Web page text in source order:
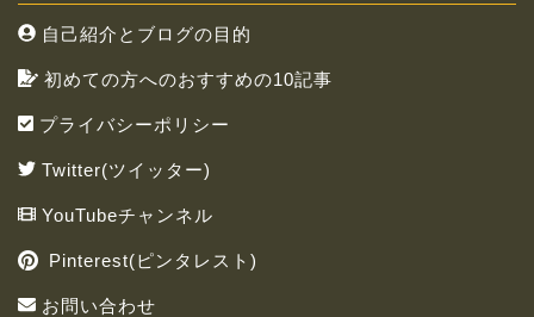
自己紹介とブログの目的
初めての方へのおすすめの10記事
プライバシーポリシー
Twitter(ツイッター)
YouTubeチャンネル
Pinterest(ピンタレスト)
お問い合わせ